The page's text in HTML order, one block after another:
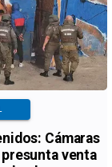
Cámaras
venta